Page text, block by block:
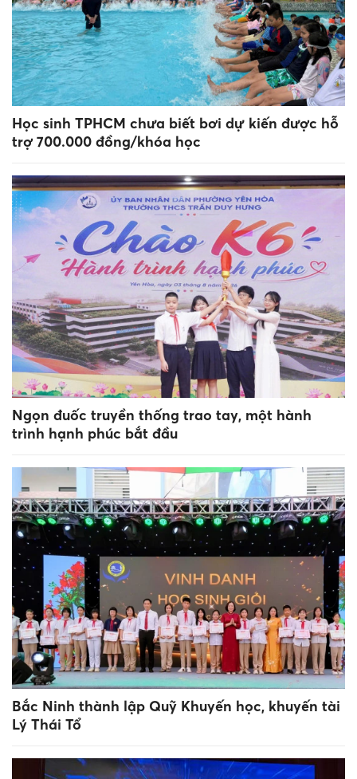
Học sinh TPHCM chưa biết bơi dự kiến được hỗ
trợ 700.000 đồng/khóa học
Ngọn đuốc truyền thống trao tay, một hành
trình hạnh phúc bắt đầu
Bắc Ninh thành lập Quỹ Khuyến học, khuyến tài
Lý Thái Tổ